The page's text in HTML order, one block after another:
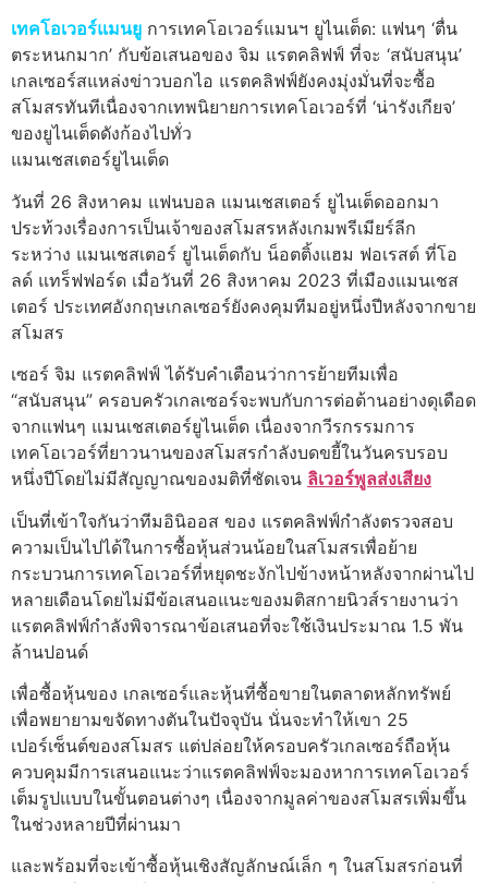
เทคโอเวอร์แมนยู การเทคโอเวอร์แมนฯ ยูไนเต็ด: แฟนๆ ‘ตื่น
ตระหนกมาก’ กับข้อเสนอของ จิม แรตคลิฟฟ์ ที่จะ ‘สนับสนุน’
เกลเซอร์สแหล่งข่าวบอกไอ แรตคลิฟฟ์ยังคงมุ่งมั่นที่จะซื้อ
สโมสรทันทีเนื่องจากเทพนิยายการเทคโอเวอร์ที่ ‘น่ารังเกียจ’
ของยูไนเต็ดดังก้องไปทั่ว
แมนเชสเตอร์ยูไนเต็ด
วันที่ 26 สิงหาคม แฟนบอล แมนเชสเตอร์ ยูไนเต็ดออกมา
ประท้วงเรื่องการเป็นเจ้าของสโมสรหลังเกมพรีเมียร์ลีก
ระหว่าง แมนเชสเตอร์ ยูไนเต็ดกับ น็อตติ้งแฮม ฟอเรสต์ ที่โอ
ลด์ แทร็ฟฟอร์ด เมื่อวันที่ 26 สิงหาคม 2023 ที่เมืองแมนเชส
เตอร์ ประเทศอังกฤษเกลเซอร์ยังคงคุมทีมอยู่หนึ่งปีหลังจากขาย
สโมสร
เซอร์ จิม แรตคลิฟฟ์ ได้รับคําเตือนว่าการย้ายทีมเพื่อ
“สนับสนุน” ครอบครัวเกลเซอร์จะพบกับการต่อต้านอย่างดุเดือด
จากแฟนๆ แมนเชสเตอร์ยูไนเต็ด เนื่องจากวีรกรรมการ
เทคโอเวอร์ที่ยาวนานของสโมสรกําลังบดขยี้ในวันครบรอบ
หนึ่งปีโดยไม่มีสัญญาณของมติที่ชัดเจน ลิเวอร์พูลส่งเสียง
เป็นที่เข้าใจกันว่าทีมอินิออส ของ แรตคลิฟฟ์กําลังตรวจสอบ
ความเป็นไปได้ในการซื้อหุ้นส่วนน้อยในสโมสรเพื่อย้าย
กระบวนการเทคโอเวอร์ที่หยุดชะงักไปข้างหน้าหลังจากผ่านไป
หลายเดือนโดยไม่มีข้อเสนอแนะของมติสกายนิวส์รายงานว่า
แรตคลิฟฟ์กําลังพิจารณาข้อเสนอที่จะใช้เงินประมาณ 1.5 พัน
ล้านปอนด์
เพื่อซื้อหุ้นของ เกลเซอร์และหุ้นที่ซื้อขายในตลาดหลักทรัพย์
เพื่อพยายามขจัดทางตันในปัจจุบัน นั่นจะทําให้เขา 25
เปอร์เซ็นต์ของสโมสร แต่ปล่อยให้ครอบครัวเกลเซอร์ถือหุ้น
ควบคุมมีการเสนอแนะว่าแรตคลิฟฟ์จะมองหาการเทคโอเวอร์
เต็มรูปแบบในขั้นตอนต่างๆ เนื่องจากมูลค่าของสโมสรเพิ่มขึ้น
ในช่วงหลายปีที่ผ่านมา
และพร้อมที่จะเข้าซื้อหุ้นเชิงสัญลักษณ์เล็ก ๆ ในสโมสรก่อนที่